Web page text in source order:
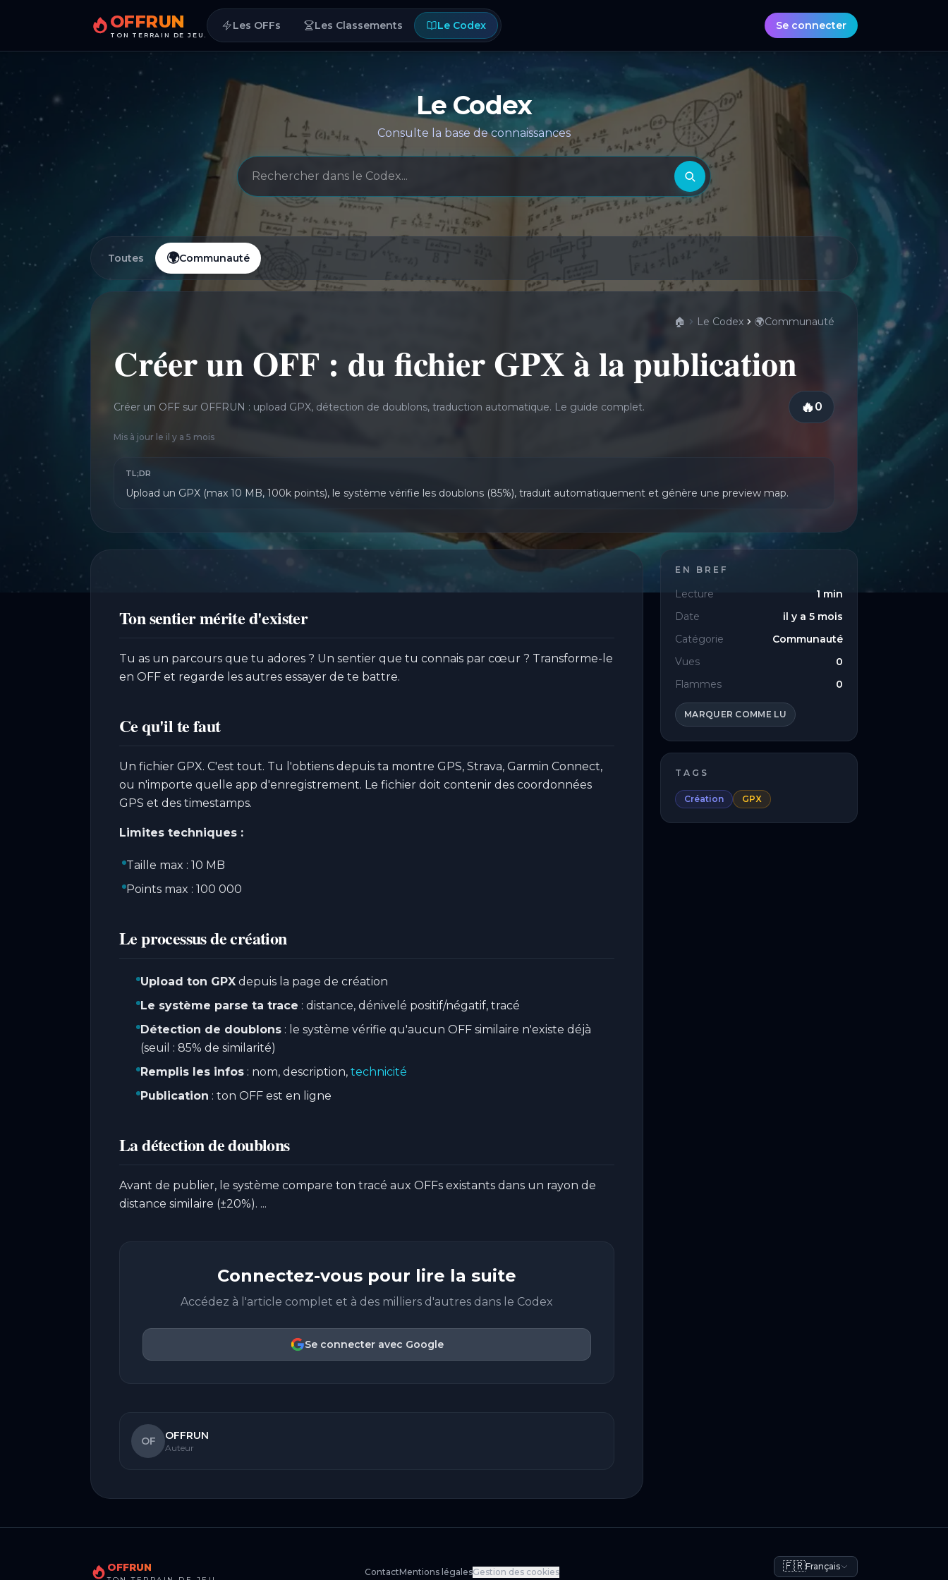
OFFRUN
TON TERRAIN DE JEU.
Les OFFs Les Classements Le Codex Se connecter
Le Codex
Consulte la base de connaissances
Rechercher
Rechercher
Toutes 🌍Communauté
🏠 Le Codex 🌍Communauté
Créer un OFF : du fichier GPX à la publication
Créer un OFF : du fichier GPX à la publication
Créer un OFF sur OFFRUN : upload GPX, détection de doublons, traduction automatique. Le guide complet. 🔥 0
Connectez-vous pour
Mis à jour le il y a 5 mois
TL;DR
Upload un GPX (max 10 MB, 100k points), le système vérifie les doublons (85%), traduit automatiquement et génère une preview map.
Ton sentier mérite d'exister
Tu as un parcours que tu adores ? Un sentier que tu connais par cœur ? Transforme-le
en OFF et regarde les autres essayer de te battre.
Ce qu'il te faut
Un fichier GPX. C'est tout. Tu l'obtiens depuis ta montre GPS, Strava, Garmin Connect,
ou n'importe quelle app d'enregistrement. Le fichier doit contenir des coordonnées
GPS et des timestamps.
Limites techniques :
Taille max : 10 MB
Points max : 100 000
Le processus de création
Upload ton GPX depuis la page de création
Le système parse ta trace : distance, dénivelé positif/négatif, tracé
Détection de doublons : le système vérifie qu'aucun OFF similaire n'existe déjà
(seuil : 85% de similarité)
Remplis les infos : nom, description, technicité
Publication : ton OFF est en ligne
La détection de doublons
Avant de publier, le système compare ton tracé aux OFFs existants dans un rayon de
distance similaire (±20%). ...
Connectez-vous pour lire la suite
Accédez à l'article complet et à des milliers d'autres dans le Codex
Se connecter avec Google
OF OFFRUN
Auteur
EN BREF
Lecture 1 min
Date
il y a 5 mois
Catégorie
Communauté
Vues
0
Flammes
0
MARQUER COMME LU
TAGS
Création GPX
OFFRUN ContactMentions légalesGestion des cookies 🇫🇷Français